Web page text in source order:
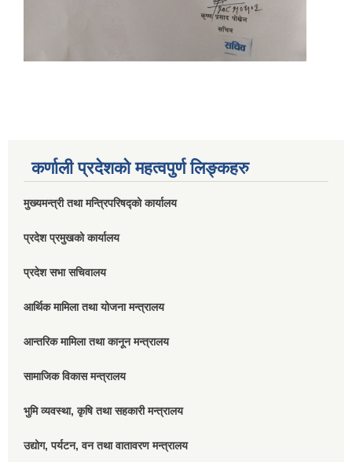
कर्णाली प्रदेशको महत्वपुर्ण लिङ्कहरु
मुख्यमन्त्री तथा मन्त्रिपरिषद्को कार्यालय
प्रदेश प्रमुखको कार्यालय
प्रदेश सभा सचिवालय
आर्थिक मामिला तथा योजना मन्त्रालय
आन्तरिक मामिला तथा कानून मन्त्रालय
सामाजिक विकास मन्त्रालय
भुमि व्यवस्था, कृषि तथा सहकारी मन्त्रालय
उद्योग, पर्यटन, वन तथा वातावरण मन्त्रालय